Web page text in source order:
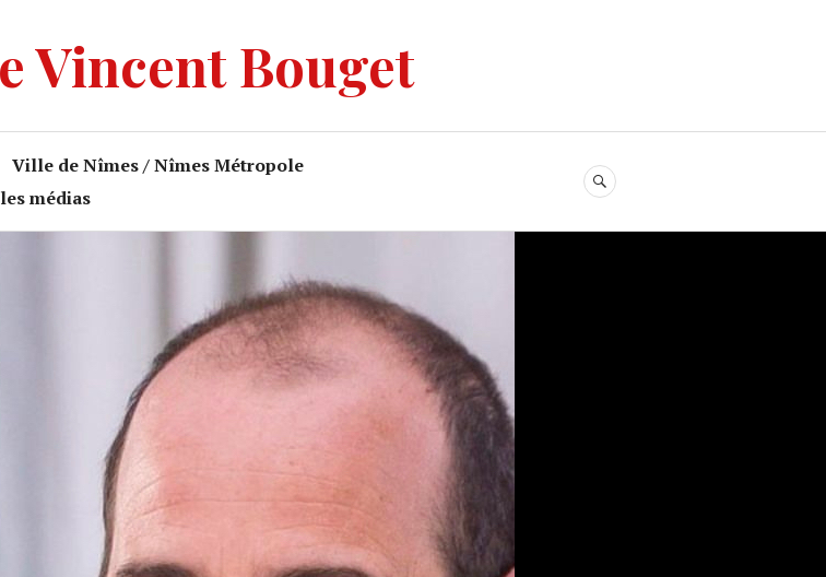
Vincent Bouget
Ville de Nîmes / Nîmes Métropole
médias
RECHERCHE